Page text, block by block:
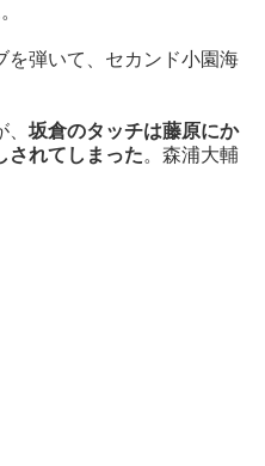
を弾いて、セカンド小園海
坂倉のタッチは藤原にか
されてしまった。森浦大輔